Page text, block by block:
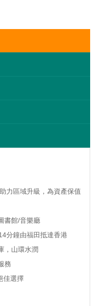
力區域升級，為資產保值
書館/音樂廳
分鐘由福田抵達香港
，山環水潤
務
佳選擇